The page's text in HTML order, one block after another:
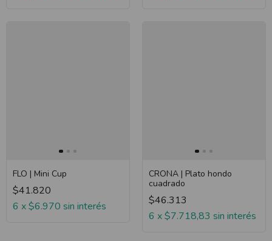
FLO | Mini Cup
$41.820
6 x$6.970 sin interés
CRONA | Plato hondo
cuadrado
$46.313
6 x$7.718,83 sin interés